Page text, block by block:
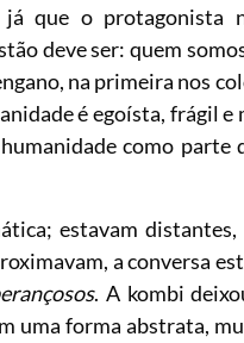
que o protagonista
deve ser: quem
na primeira nos
é egoísta, frágil e
como parte
estavam
a conversa
. A kombi
uma forma abstrata,